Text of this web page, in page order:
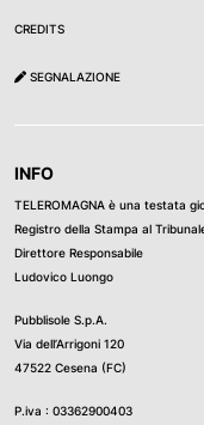
CREDITS
SEGNALAZIONE
INFO
TELEROMAGNA è una testata
Registro della Stampa al
Direttore Responsabile
Ludovico Luongo
Pubblisole S.p.A.
Via dell’Arrigoni 120
47522 Cesena (FC)
P.iva : 03362900403